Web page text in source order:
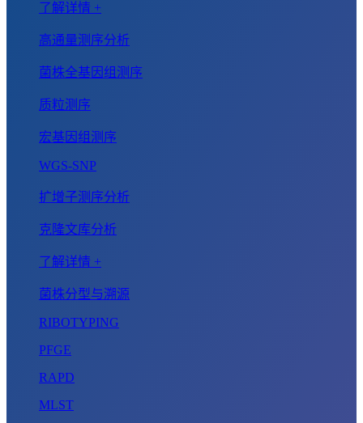
了解详情 +
高通量测序分析
菌株全基因组测序
质粒测序
宏基因组测序
WGS-SNP
扩增子测序分析
克隆文库分析
了解详情 +
菌株分型与溯源
RIBOTYPING
PFGE
RAPD
MLST